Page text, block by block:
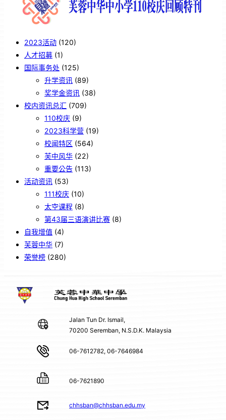
2023活动 (120)
人才招募 (1)
国际事务处 (125)
升学资讯 (89)
奖学金资讯 (38)
校内资讯总汇 (709)
110校庆 (9)
2023科学营 (19)
校闻特区 (564)
芙中风华 (22)
重要公告 (113)
活动资讯 (53)
111校庆 (10)
太空课程 (8)
第43届三语演讲比赛 (8)
自我增值 (4)
芙蓉中华 (7)
荣誉榜 (280)
Jalan Tun Dr. Ismail,
70200 Seremban, N.S.D.K. Malaysia
06-7612782, 06-7646984
06-7621890
chhsban@chhsban.edu.my